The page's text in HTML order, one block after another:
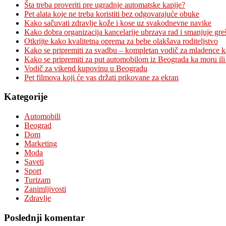
Šta treba proveriti pre ugradnje automatske kapije?
Pet alata koje ne treba koristiti bez odgovarajuće obuke
Kako sačuvati zdravlje kože i kose uz svakodnevne navike
Kako dobra organizacija kancelarije ubrzava rad i smanjuje
Otkrijte kako kvalitetna oprema za bebe olakšava roditeljstvo
Kako se pripremiti za svadbu – kompletan vodič za mladence
Kako se pripremiti za put automobilom iz Beograda ka moru
Vodič za vikend kupovinu u Beogradu
Pet filmova koji će vas držati prikovane za ekran
Kategorije
Automobili
Beograd
Dom
Marketing
Moda
Saveti
Sport
Turizam
Zanimljivosti
Zdravlje
Poslednji komentar